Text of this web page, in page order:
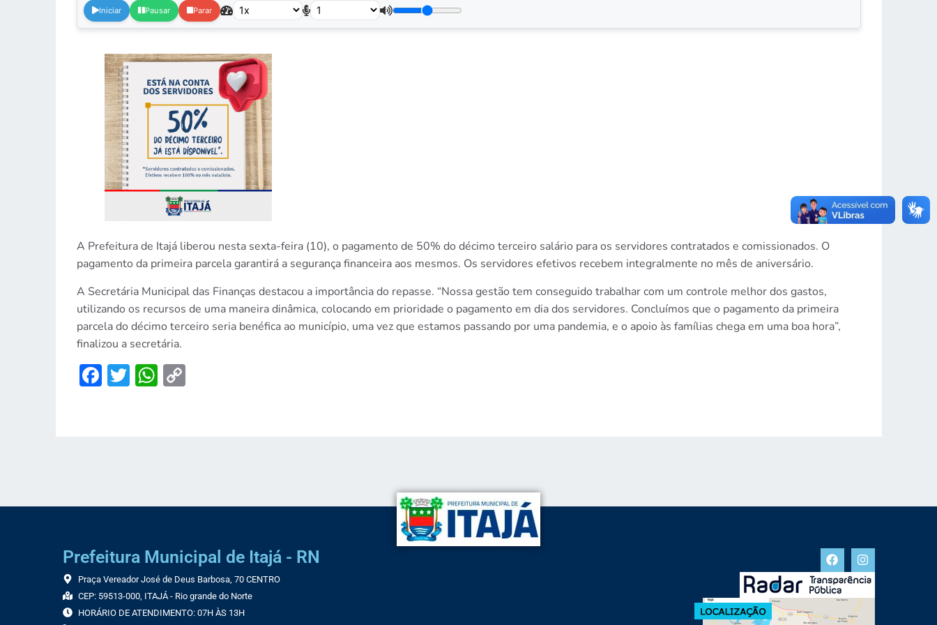
Iniciar Pausar Parar
A Prefeitura de Itajá liberou nesta sexta-feira (10), o pagamento de 50% do décimo terceiro salário para os servidores contratados e comissionados. O
pagamento da primeira parcela garantirá a segurança financeira aos mesmos. Os servidores efetivos recebem integralmente no mês de aniversário.
A Secretária Municipal das Finanças destacou a importância do repasse. “Nossa gestão tem conseguido trabalhar com um controle melhor dos gastos,
utilizando os recursos de uma maneira dinâmica, colocando em prioridade o pagamento em dia dos servidores. Concluímos que o pagamento da primeira
parcela do décimo terceiro seria benéfica ao município, uma vez que estamos passando por uma pandemia, e o apoio às famílias chega em uma boa hora”,
finalizou a secretária.
Facebook
TwitterWhatsApp
Copy
Prefeitura Municipal de Itajá - RN
Praça Vereador José de Deus Barbosa, 70 CENTRO
CEP: 59513-000, ITAJÁ - Rio grande do Norte
HORÁRIO DE ATENDIMENTO: 07H ÀS 13H